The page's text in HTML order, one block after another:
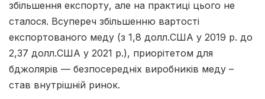
збільшення експорту, але на практиці цього не
сталося. Всупереч збільшенню вартості
експортованого меду (з 1,8 долл.США у 2019 р. до
2,37 долл.США у 2021 р.), приорітетом для
бджолярів — безпосередніх виробників меду –
став внутрішній ринок.